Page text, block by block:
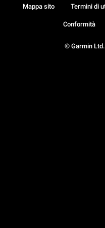
© Garmin
Mappa sito Termini di
Conformità